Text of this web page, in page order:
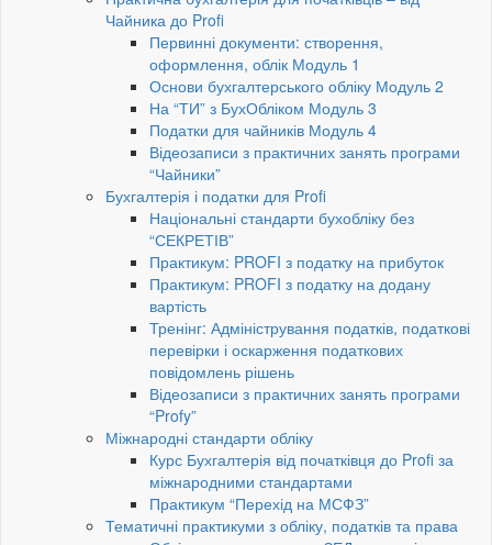
Чайника до Profi
Первинні документи: створення,
оформлення, облік Модуль 1
Основи бухгалтерського обліку Модуль 2
На “ТИ” з БухОбліком Модуль 3
Податки для чайників Модуль 4
Відеозаписи з практичних занять програми
“Чайники”
Бухгалтерія і податки для Profi
Національні стандарти бухобліку без
“СЕКРЕТІВ”
Практикум: PROFI з податку на прибуток
Практикум: PROFI з податку на додану
вартість
Тренінг: Адміністрування податків, податкові
перевірки і оскарження податкових
повідомлень рішень
Відеозаписи з практичних занять програми
“Profy”
Міжнародні стандарти обліку
Курс Бухгалтерія від початківця до Profi за
міжнародними стандартами
Практикум “Перехід на МСФЗ”
Тематичні практикуми з обліку, податків та права